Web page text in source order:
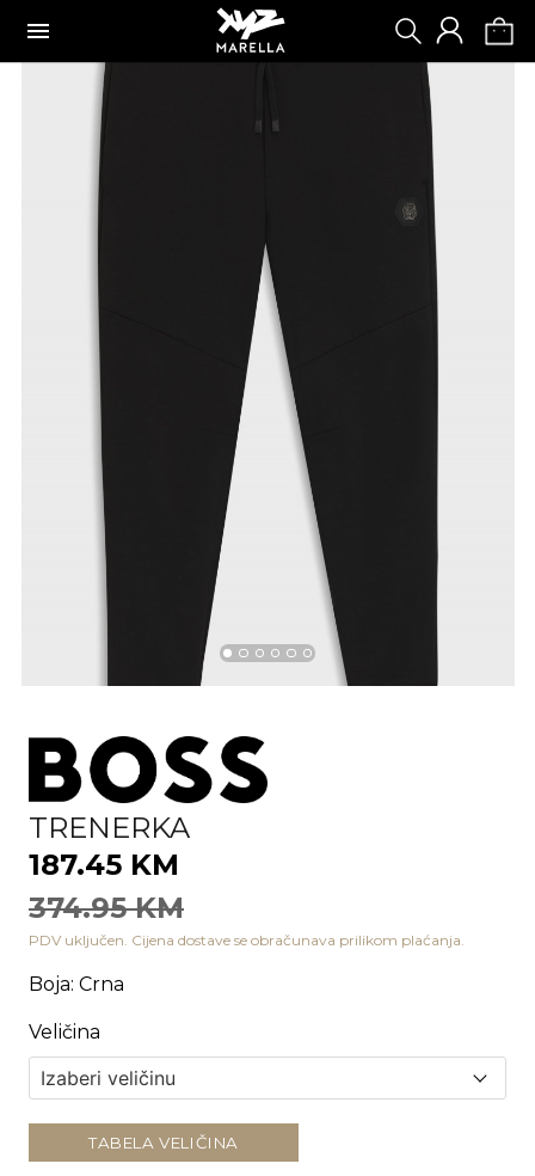
TRENERKA
187.45 KM
374.95 KM
PDV uključen. Cijena dostave se obračunava prilikom plaćanja.
Boja: Crna
Veličina
TABELA VELIČINA